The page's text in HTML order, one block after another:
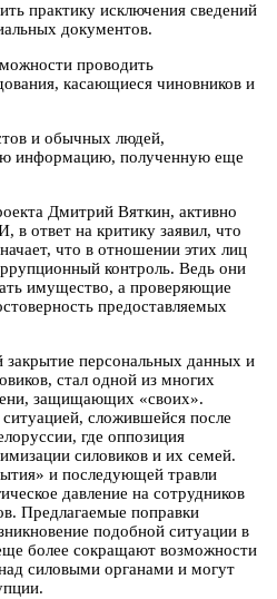
практику исключения сведений
документов.
проводить
касающиеся чиновников и
и обычных людей,
информацию, полученную еще
Дмитрий Вяткин, активно
ответ на критику заявил, что
что в отношении этих лиц
контроль. Ведь они
имущество, а проверяющие
предоставляемых
персональных данных и
стал одной из многих
защищающих «своих».
сложившейся после
где оппозиция
силовиков и их семей.
и последующей травли
давление на сотрудников
Предлагаемые поправки
подобной ситуации в
более сокращают возможности
силовыми органами и могут